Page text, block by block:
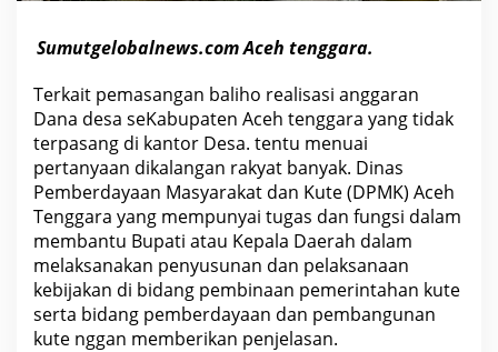
s
a
n
a
D
e
a
S
e
A
c
e
h
T
e
Sumutgelobalnews.com Aceh tenggara.
Terkait pemasangan baliho realisasi anggaran
Dana desa seKabupaten Aceh tenggara yang tidak
terpasang di kantor Desa. tentu menuai
pertanyaan dikalangan rakyat banyak. Dinas
Pemberdayaan Masyarakat dan Kute (DPMK) Aceh
Tenggara yang mempunyai tugas dan fungsi dalam
membantu Bupati atau Kepala Daerah dalam
melaksanakan penyusunan dan pelaksanaan
kebijakan di bidang pembinaan pemerintahan kute
serta bidang pemberdayaan dan pembangunan
kute nggan memberikan penjelasan.